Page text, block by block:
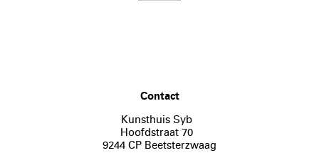
Contact
Kunsthuis Syb
Hoofdstraat 70
9244 CP Beetsterzwaag